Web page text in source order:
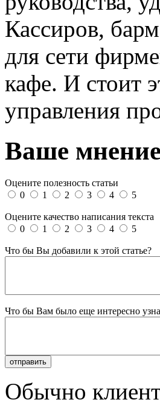
Кассиров,
для сети
кафе. И стоит
управления
Ваше мнение
Оцените полезность статьи
0
1 2 3 4 5
Оцените качество написания текста
0
1 2 3 4 5
Что бы Вы добавили к этой статье?
Что бы Вам было еще интересно
Обычно